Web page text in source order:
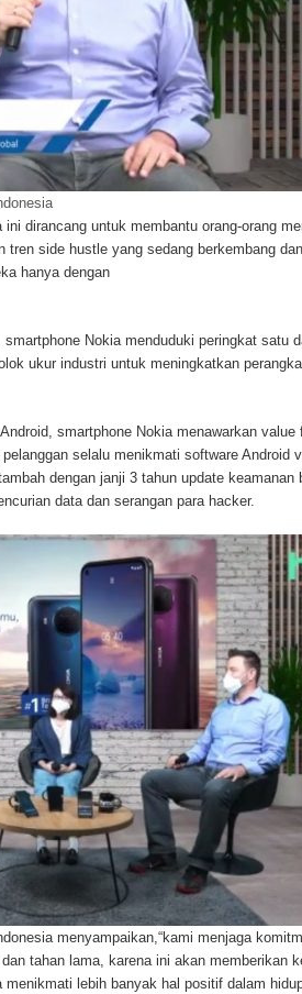
dirancang untuk membantu orang-orang
tren side hustle yang sedang berkembang
hanya dengan
Nokia menduduki peringkat satu
ukur industri untuk meningkatkan
smartphone Nokia menawarkan value
selalu menikmati software Android
dengan janji 3 tahun update keamanan
data dan serangan para hacker.
menyampaikan,“kami menjaga
tahan lama, karena ini akan memberikan
menikmati lebih banyak hal positif dalam